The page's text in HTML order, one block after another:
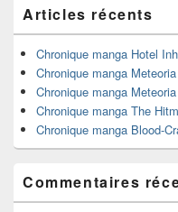
principale
de
widget
pour
barre
latérale
Articles récents
Chronique manga Hotel
Chronique manga
Chronique manga Meteoria
Chronique manga The
Chronique manga Blood-
Commentaires